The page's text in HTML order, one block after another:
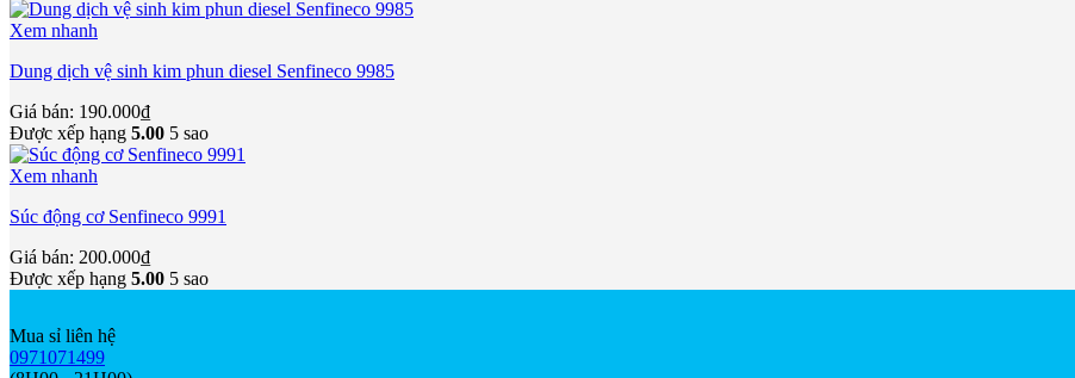
Xem nhanh
Dung dịch vệ sinh kim phun diesel Senfineco 9985
Giá bán: 190.000₫
Được xếp hạng 5.00 5 sao
Xem nhanh
Súc động cơ Senfineco 9991
Giá bán: 200.000₫
Được xếp hạng 5.00 5 sao
Mua sỉ liên hệ
0971071499